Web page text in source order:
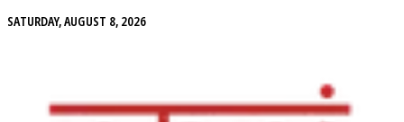
SATURDAY, AUGUST 8, 2026